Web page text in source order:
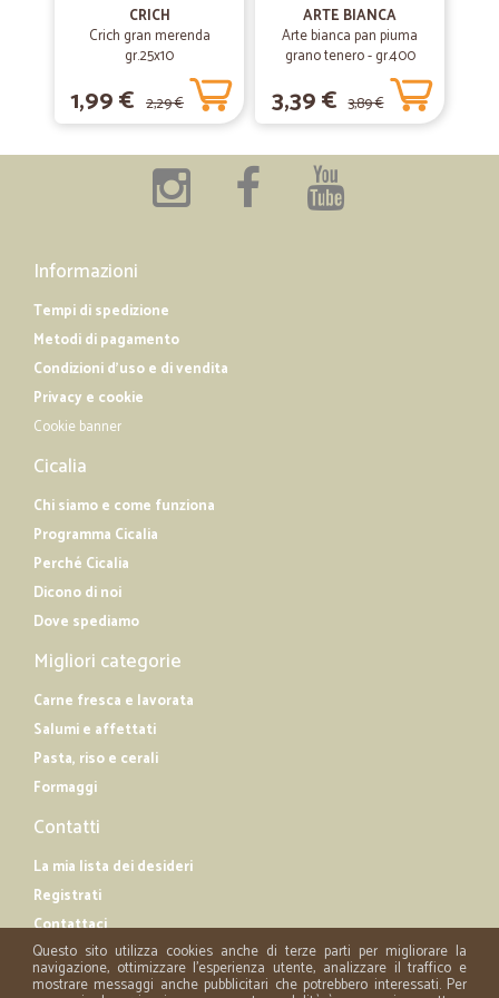
—Marcello D.
Prodotto arrivato nei tempi stabiliti…
Prodotto arrivato nei tempi stabiliti perfetto
06/04/2019
—Claudio M.
Ottima aziende precisa e veloce nella…
CRICH
Crich gran merenda
gr.25x10
1,99 € 2,29 €
ARTE BIANCA
Arte bianca pan piuma
grano tenero - gr.400
3,39 € 3,89 €
Informazioni
Tempi di spedizione
Metodi di pagamento
Condizioni d'uso e di vendita
Privacy e cookie
Cookie banner
Cicalia
Chi siamo e come funziona
Programma Cicalia
Perché Cicalia
Dicono di noi
Dove spediamo
Migliori categorie
Carne fresca e lavorata
Salumi e affettati
Pasta, riso e cerali
Formaggi
Contatti
La mia lista dei desideri
Registrati
Contattaci
Questo sito utilizza cookies anche di terze parti per migliorare la
navigazione, ottimizzare l'esperienza utente, analizzare il traffico e
mostrare messaggi anche pubblicitari che potrebbero interessati. Per